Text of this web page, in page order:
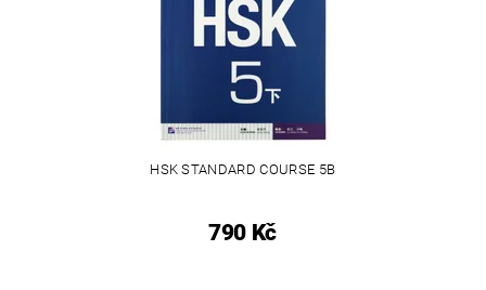
HSK STANDARD COURSE 5B
790 Kč